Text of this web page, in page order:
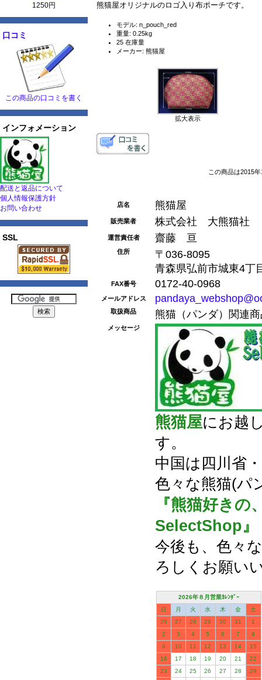
1250円
口コミ
この商品の口コミを書く
インフォメーション
配送と返品について
個人情報保護方針
お問い合わせ
SSL
熊猫屋オリジナルのロゴ入り布ポーチです。
モデル: n_pouch_red
重量: 0.25kg
25 在庫量
メーカー: 熊猫屋
拡大表示
この商品は2015
店名 熊猫屋
販売業者 株式会社 大熊猫社
運営責任者 齋藤 亘
住所
〒036-8095
青森県弘前市城東4丁
FAX番号 0172-40-0968
メールアドレス
取扱商品 熊猫（パンダ）関連
メッセージ
熊猫屋にお越
す。
中国は四川省
色々な熊猫(パ
『熊猫好き
SelectShop』
今後も、色々
ろしくお願い
2026年８月営業ｶﾚﾝﾀﾞｰ
日
月 火 水 木 金
土
26
27 28 29 30 31
1
2
3 4 5 6 7
8
9
10 11 12 13 14
15
16
17 18 19 20 21
22
23
24 25 26 27 28
29